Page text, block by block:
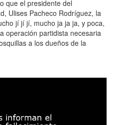
que el presidente del
Ulises Pacheco Rodríguez, la
jí jí jí, mucho ja ja ja, y poca,
operación partidista necesaria
a los dueños de la